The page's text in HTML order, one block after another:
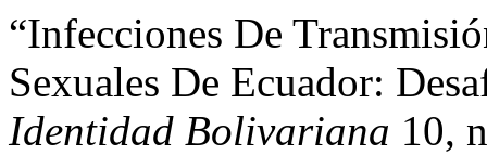
“Infecciones De
Sexuales De Ecuador:
Identidad Bolivariana 10,